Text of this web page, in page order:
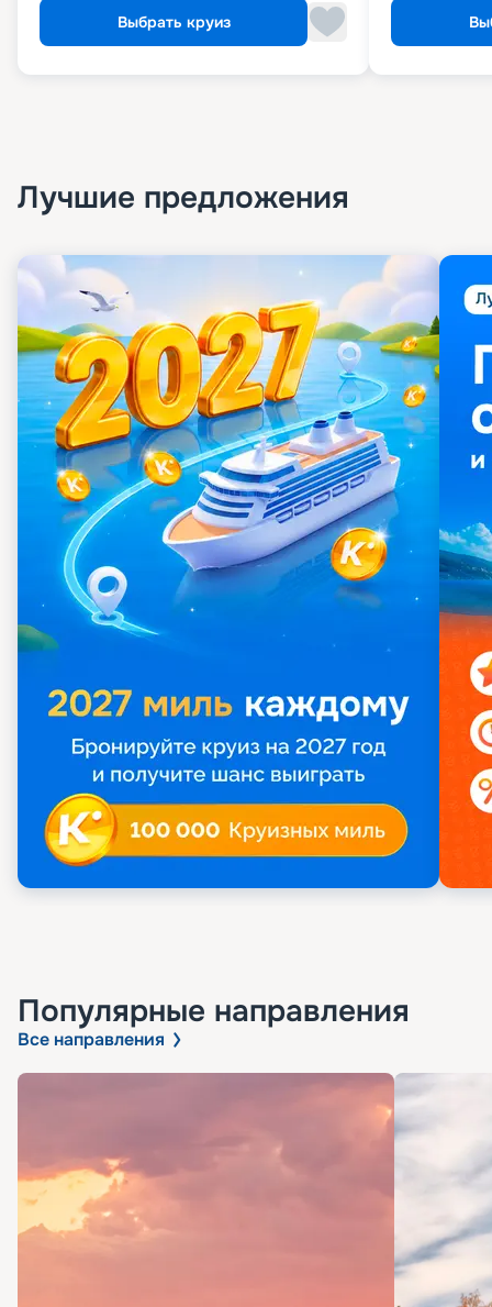
Выбрать круиз
Лучшие предложения
Популярные направления
Все направления